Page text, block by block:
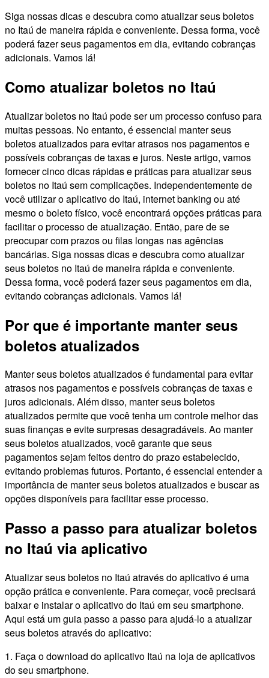
Siga nossas dicas e descubra como atualizar seus boletos
no Itaú de maneira rápida e conveniente. Dessa forma, você
poderá fazer seus pagamentos em dia, evitando cobranças
adicionais. Vamos lá!
Como atualizar boletos no Itaú
Atualizar boletos no Itaú pode ser um processo confuso para
muitas pessoas. No entanto, é essencial manter seus
boletos atualizados para evitar atrasos nos pagamentos e
possíveis cobranças de taxas e juros. Neste artigo, vamos
fornecer cinco dicas rápidas e práticas para atualizar seus
boletos no Itaú sem complicações. Independentemente de
você utilizar o aplicativo do Itaú, internet banking ou até
mesmo o boleto físico, você encontrará opções práticas para
facilitar o processo de atualização. Então, pare de se
preocupar com prazos ou filas longas nas agências
bancárias. Siga nossas dicas e descubra como atualizar
seus boletos no Itaú de maneira rápida e conveniente.
Dessa forma, você poderá fazer seus pagamentos em dia,
evitando cobranças adicionais. Vamos lá!
Por que é importante manter seus
boletos atualizados
Manter seus boletos atualizados é fundamental para evitar
atrasos nos pagamentos e possíveis cobranças de taxas e
juros adicionais. Além disso, manter seus boletos
atualizados permite que você tenha um controle melhor das
suas finanças e evite surpresas desagradáveis. Ao manter
seus boletos atualizados, você garante que seus
pagamentos sejam feitos dentro do prazo estabelecido,
evitando problemas futuros. Portanto, é essencial entender a
importância de manter seus boletos atualizados e buscar as
opções disponíveis para facilitar esse processo.
Passo a passo para atualizar boletos
no Itaú via aplicativo
Atualizar seus boletos no Itaú através do aplicativo é uma
opção prática e conveniente. Para começar, você precisará
baixar e instalar o aplicativo do Itaú em seu smartphone.
Aqui está um guia passo a passo para ajudá-lo a atualizar
seus boletos através do aplicativo:
1. Faça o download do aplicativo Itaú na loja de aplicativos
do seu smartphone.